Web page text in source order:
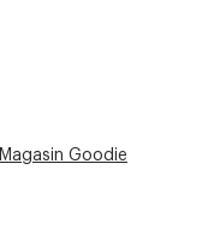
Magasin Goodie